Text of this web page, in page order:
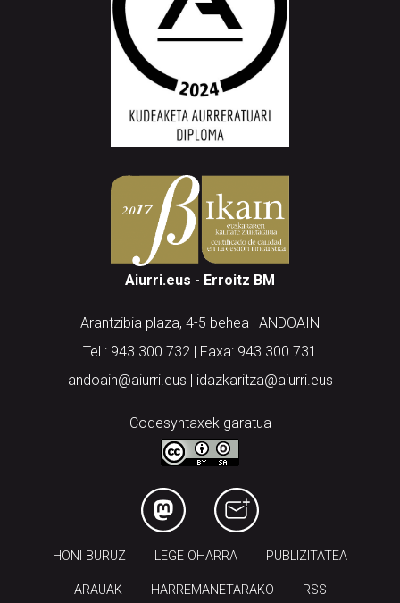
Aiurri.eus - Erroitz BM
Arantzibia plaza, 4-5 behea | ANDOAIN
Tel.: 943 300 732 | Faxa: 943 300 731
andoain@aiurri.eus | idazkaritza@aiurri.eus
Codesyntaxek garatua
HONI BURUZ LEGE OHARRA PUBLIZITATEA
ARAUAK HARREMANETARAKO RSS